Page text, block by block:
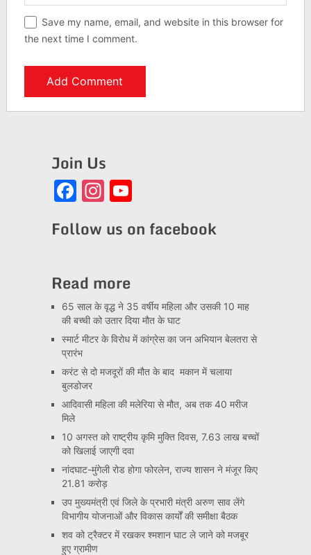
Save my name, email, and website in this browser for
the next time I comment.
Join Us
Facebook
Instagram
YouTube
Follow us on facebook
Read more
65 साल के वृद्ध ने 35 वर्षीय महिला और उसकी 10 माह
की बच्ची को उतार दिया मौत के घाट
स्मार्ट मीटर के विरोध में कांग्रेस का जन अभियान बेलतरा से
प्रारंभ
करंट से दो मजदूरों की मौत के बाद मकान में चलाया
बुलडोजर
आदिवासी महिला की मलेरिया से मौत, अब तक 40 मरीज
मिले
10 अगस्त को राष्ट्रीय कृमि मुक्ति दिवस, 7.63 लाख बच्चों
को खिलाई जाएगी दवा
नांदघाट-मुंगेली रोड होगा फोरलेन, राज्य शासन ने मंजूर किए
21.81 करोड़
उप मुख्यमंत्री एवं जिले के प्रभारी मंत्री अरुण साव लेंगे
विभागीय योजनाओं और विकास कार्यों की समीक्षा बैठक
शव को ट्रैक्टर में रखकर श्मशान घाट ले जाने को मजबूर
हुए ग्रामीण